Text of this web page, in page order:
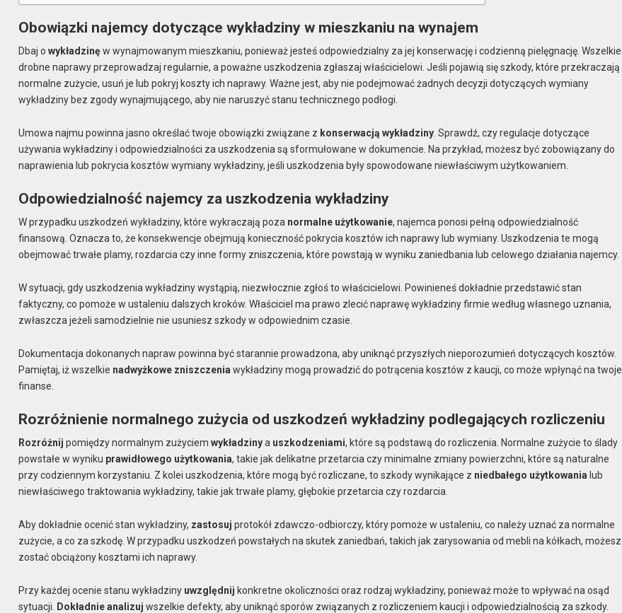
Obowiązki najemcy dotyczące wykładziny w mieszkaniu na wynajem
Dbaj owykładzinęw wynajmowanym mieszkaniu, ponieważ jesteś odpowiedzialny za jej konserwację i codzienną pielęgnację. Wszelkie
drobne naprawy przeprowadzaj regularnie, a poważne uszkodzenia zgłaszaj właścicielowi. Jeśli pojawią się szkody, które przekraczają
normalne zużycie, usuń je lub pokryj koszty ich naprawy. Ważne jest, aby nie podejmować żadnych decyzji dotyczących wymiany
wykładziny bez zgody wynajmującego, aby nie naruszyć stanu technicznego podłogi.
Umowa najmu powinna jasno określać twoje obowiązki związane z konserwacją wykładziny . Sprawdź, czy regulacje dotyczące
używania wykładziny i odpowiedzialności za uszkodzenia są sformułowane w dokumencie. Na przykład, możesz być zobowiązany do
naprawienia lub pokrycia kosztów wymiany wykładziny, jeśli uszkodzenia były spowodowane niewłaściwym użytkowaniem.
Odpowiedzialność najemcy za uszkodzenia wykładziny
W przypadku uszkodzeń wykładziny, które wykraczają poza normalne użytkowanie, najemca ponosi pełną odpowiedzialność
finansową. Oznacza to, że konsekwencje obejmują konieczność pokrycia kosztów ich naprawy lub wymiany. Uszkodzenia te mogą
obejmować trwałe plamy, rozdarcia czy inne formy zniszczenia, które powstają w wyniku zaniedbania lub celowego działania najemcy.
W sytuacji, gdy uszkodzenia wykładziny wystąpią, niezwłocznie zgłoś to właścicielowi. Powinieneś dokładnie przedstawić stan
faktyczny, co pomoże w ustaleniu dalszych kroków. Właściciel ma prawo zlecić naprawę wykładziny firmie według własnego uznania,
zwłaszcza jeżeli samodzielnie nie usuniesz szkody w odpowiednim czasie.
Dokumentacja dokonanych napraw powinna być starannie prowadzona, aby uniknąć przyszłych nieporozumień dotyczących kosztów.
Pamiętaj, iż wszelkie nadwyżkowe zniszczenia wykładziny mogą prowadzić do potrącenia kosztów z kaucji, co może wpłynąć na twoje
finanse.
Rozróżnienie normalnego zużycia od uszkodzeń wykładziny podlegających rozliczeniu
Rozróżnij pomiędzy normalnym zużyciemwykładzinya uszkodzeniami, które są podstawą do rozliczenia. Normalne zużycie to ślady
powstałe w wyniku prawidłowego użytkowania, takie jak delikatne przetarcia czy minimalne zmiany powierzchni, które są naturalne
przy codziennym korzystaniu. Z kolei uszkodzenia, które mogą być rozliczane, to szkody wynikające z niedbałego użytkowania lub
niewłaściwego traktowania wykładziny, takie jak trwałe plamy, głębokie przetarcia czy rozdarcia.
Aby dokładnie ocenić stan wykładziny, zastosuj protokół zdawczo-odbiorczy, który pomoże w ustaleniu, co należy uznać za normalne
zużycie, a co za szkodę. W przypadku uszkodzeń powstałych na skutek zaniedbań, takich jak zarysowania od mebli na kółkach, możesz
zostać obciążony kosztami ich naprawy.
Przy każdej ocenie stanu wykładziny uwzględnij konkretne okoliczności oraz rodzaj wykładziny, ponieważ może to wpływać na osąd
sytuacji.
Dokładnie analizuj wszelkie defekty, aby uniknąć sporów związanych z rozliczeniem kaucji i odpowiedzialnością za szkody.